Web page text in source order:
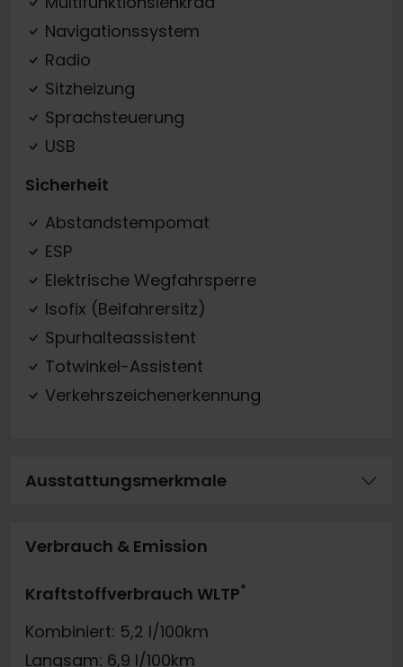
Navigationssystem
Radio
Sitzheizung
Sprachsteuerung
USB
Sicherheit
Abstandstempomat
ESP
Elektrische Wegfahrsperre
Isofix (Beifahrersitz)
Spurhalteassistent
Totwinkel-Assistent
Verkehrszeichenerkennung
Ausstattungsmerkmale
Verbrauch & Emission
Kraftstoffverbrauch WLTP*
Kombiniert: 5,2 l/100km
Langsam: 6,9 l/100km